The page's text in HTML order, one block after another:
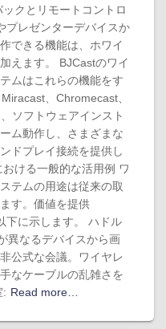
クとリモートコントロ
プレゼンターデバイスか
できる機能は、ホワイ
えます。 BJCastのワイ
ムはこれらの機能をす
、Chromecast、
ソフトウェアインスト
ム動作し、さまざまな
ドプレイ接続を提供し
ける一般的な活用例 ワ
テムの用途は従来の取
す。価値を提供
下に示します。 ハドル
異なるデバイスから画
公式な会議。ワイヤレ
なケーブルの乱雑さを
: Read more…